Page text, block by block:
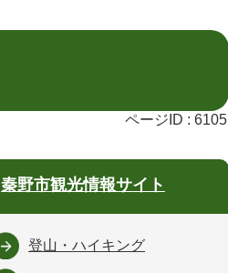
ページID : 6105
秦野市観光情報サイト
登山・ハイキング